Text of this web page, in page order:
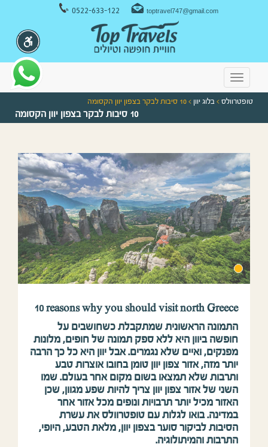
0522-633-122 toptravel747@gmail.com
Toggle
navigation
טופטרוולס > בלוג יוון > 10 סיבות לבקר בצפון יוון הקסומה
10 סיבות לבקר בצפון יוון הקסומה
10reasons why you should visit north Greece
התמונה הראשונית שמתקבלת כשחושבים על
חופשה ביוון היא ללא ספק תמונה של חופים, מלונות
מפנקים, ואיים שלא נגמרים. אבל יוון היא כל כך הרבה
יותר מזה, אזור צפון יוון טומן בחובו אוצרות טבע
ותרבות שלא תמצאו בשום מקום אחר בעולם. שמו
השני של אזור צפון יוון צריך להיות שפע מגוון, שכן
האזור מכיל יותר תרבויות ונופים מכל אזור אחר
במדינה. בואו לגלות עם טופטרוולס את עשרת
הסיבות לביקור סוער בצפון יוון, מלאת הטבע, היופי,
התרבות והמיתולוגיה.
ניווט במקלדת